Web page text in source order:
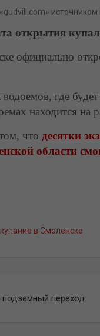
источником
открытия
официально
где
находится на
что десятки
области
купание в Смоленске
переход